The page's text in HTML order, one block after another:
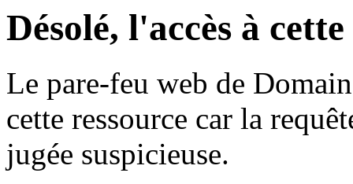
Désolé, l'accès à
Le pare-feu web de
cette ressource car la
jugée suspicieuse.